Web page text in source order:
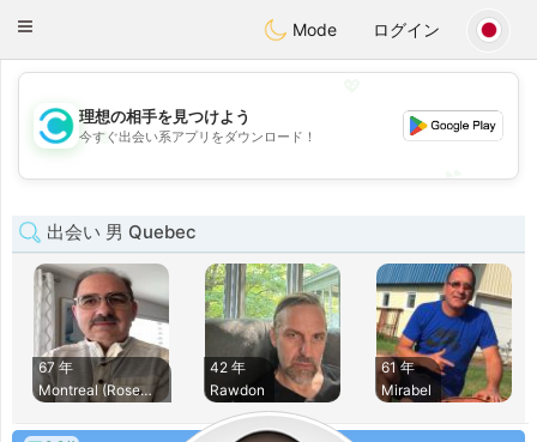
olombiaCitas
Toggle
Mode ログイン
💖
💕
理想の相手を見つけよう
今すぐ出会い系アプリをダウンロード！
出会い 男 Quebec
67 年
Montreal (Rosemont
42 年
Rawdon
61 年
Mirabel